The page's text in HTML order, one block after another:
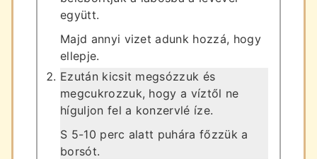
együtt.
Majd annyi vizet adunk hozzá, hogy
ellepje.
Ezután kicsit megsózzuk és
megcukrozzuk, hogy a víztől ne
híguljon fel a konzervlé íze.
S 5-10 perc alatt puhára főzzük a
borsót.